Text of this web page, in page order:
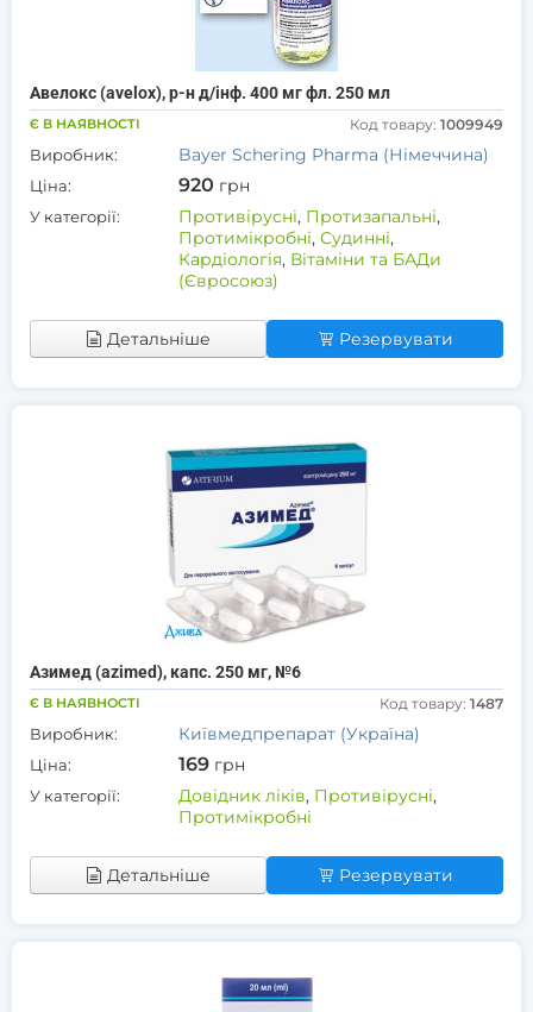
Авелокс (avelox), р-н д/інф. 400 мг фл. 250 мл
Є В НАЯВНОСТІ Код товару: 1009949
Виробник: Bayer Schering Pharma (Німеччина)
Ціна: 920 грн
У категорії: Противірусні, Протизапальні,
Протимікробні, Судинні,
Кардіологія, Вітаміни та БАДи
(Євросоюз)
Детальніше Резервувати
Азимед (azimed), капс. 250 мг, №6
Є В НАЯВНОСТІ Код товару: 1487
Виробник: Київмедпрепарат (Україна)
Ціна: 169 грн
У категорії: Довідник ліків, Противірусні,
Протимікробні
Детальніше Резервувати